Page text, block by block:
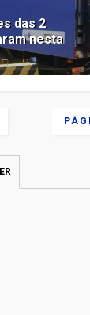
das 2
nesta